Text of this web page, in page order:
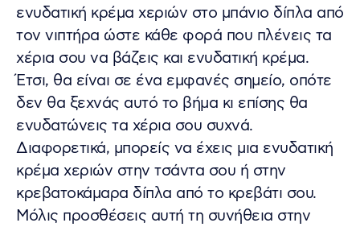
ενυδατική κρέμα χεριών στο μπάνιο δίπλα από
τον νιπτήρα ώστε κάθε φορά που πλένεις τα
χέρια σου να βάζεις και ενυδατική κρέμα.
Έτσι, θα είναι σε ένα εμφανές σημείο, οπότε
δεν θα ξεχνάς αυτό το βήμα κι επίσης θα
ενυδατώνεις τα χέρια σου συχνά.
Διαφορετικά, μπορείς να έχεις μια ενυδατική
κρέμα χεριών στην τσάντα σου ή στην
κρεβατοκάμαρα δίπλα από το κρεβάτι σου.
Μόλις προσθέσεις αυτή τη συνήθεια στην